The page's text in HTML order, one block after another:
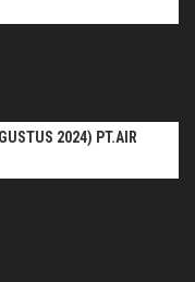
2024) PT.AIR